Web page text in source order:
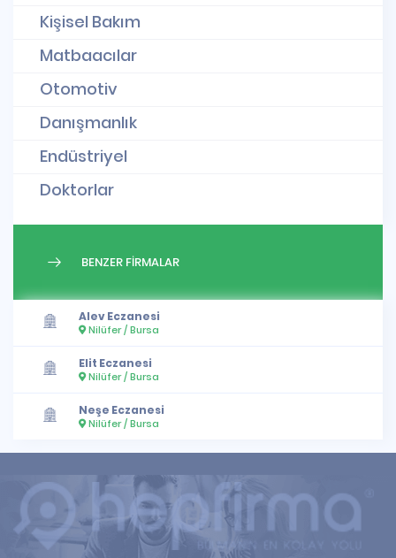
Kişisel Bakım
Matbaacılar
Otomotiv
Danışmanlık
Endüstriyel
Doktorlar
BENZER FİRMALAR
Alev Eczanesi
Nilüfer / Bursa
Elit Eczanesi
Nilüfer / Bursa
Neşe Eczanesi
Nilüfer / Bursa